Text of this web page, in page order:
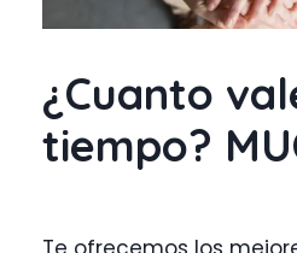
¿Cuanto
tiempo?